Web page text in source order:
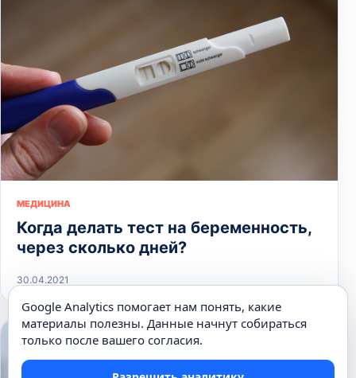
МЕДИЦИНА
Когда делать тест на беременность,
через сколько дней?
30.04.2021
Google Analytics помогает нам понять, какие
материалы полезны. Данные начнут собираться
только после вашего согласия.